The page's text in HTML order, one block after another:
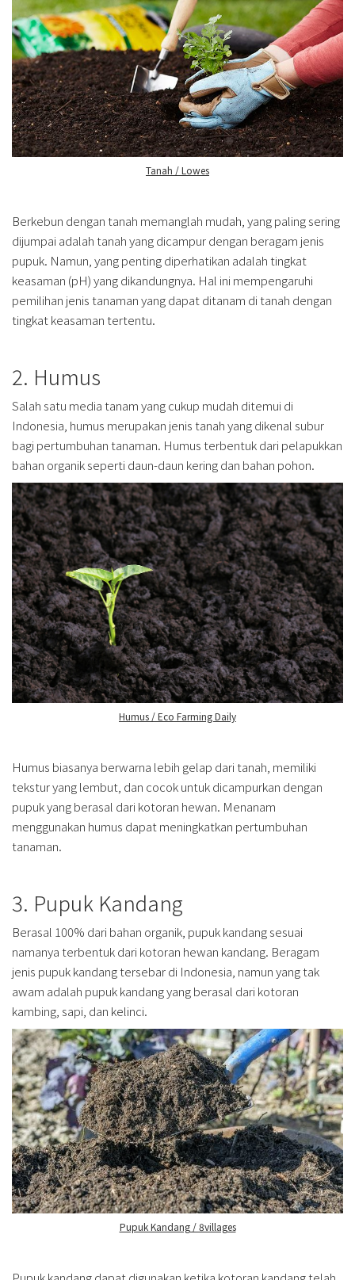
Tanah / Lowes
Berkebun dengan tanah memanglah mudah, yang paling sering
dijumpai adalah tanah yang dicampur dengan beragam jenis
pupuk. Namun, yang penting diperhatikan adalah tingkat
keasaman (pH) yang dikandungnya. Hal ini mempengaruhi
pemilihan jenis tanaman yang dapat ditanam di tanah dengan
tingkat keasaman tertentu.
2. Humus
Salah satu media tanam yang cukup mudah ditemui di
Indonesia, humus merupakan jenis tanah yang dikenal subur
bagi pertumbuhan tanaman. Humus terbentuk dari pelapukkan
bahan organik seperti daun-daun kering dan bahan pohon.
Humus / Eco Farming Daily
Humus biasanya berwarna lebih gelap dari tanah, memiliki
tekstur yang lembut, dan cocok untuk dicampurkan dengan
pupuk yang berasal dari kotoran hewan. Menanam
menggunakan humus dapat meningkatkan pertumbuhan
tanaman.
3. Pupuk Kandang
Berasal 100% dari bahan organik, pupuk kandang sesuai
namanya terbentuk dari kotoran hewan kandang. Beragam
jenis pupuk kandang tersebar di Indonesia, namun yang tak
awam adalah pupuk kandang yang berasal dari kotoran
kambing, sapi, dan kelinci.
Pupuk Kandang / 8villages